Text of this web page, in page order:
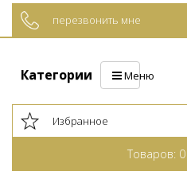
перезвонить мне
Категории Меню
Избранное
Товаров: 0